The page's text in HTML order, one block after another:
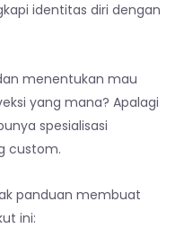
identitas diri dengan
menentukan mau
yang mana? Apalagi
spesialisasi
custom.
panduan membuat
ini: